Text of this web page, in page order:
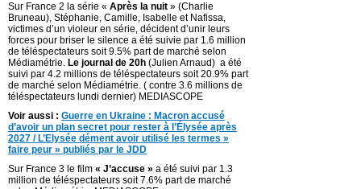
Sur France 2 la série « Après la nuit » (Charlie
Bruneau), Stéphanie, Camille, Isabelle et Nafissa,
victimes d’un violeur en série, décident d’unir leurs
forces pour briser le silence a été suivie par 1.6 million
de téléspectateurs soit 9.5% part de marché selon
Médiamétrie. Le journal de 20h (Julien Arnaud) a été
suivi par 4.2 millions de téléspectateurs soit 20.9% part
de marché selon Médiamétrie. ( contre 3.6 millions de
téléspectateurs lundi dernier) MEDIASCOPE
Voir aussi : Guerre en Ukraine : Macron accusé
d’avoir un plan secret pour rester à l’Élysée après
2027 / L’Elysée dément avoir utilisé les termes »
faire peur » publiés par le JDD
Sur France 3 le film « J’accuse » a été suivi par 1.3
million de téléspectateurs soit 7.6% part de marché